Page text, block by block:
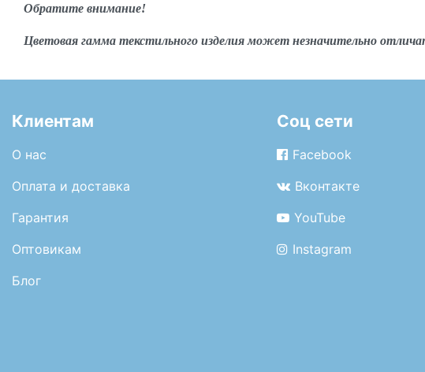
Обратите внимание!
Цветовая гамма текстильного изделия может незначительно
Клиентам
О нас
Оплата и доставка
Гарантия
Оптовикам
Блог
Соц сети
Facebook
Вконтакте
YouTube
Instagram